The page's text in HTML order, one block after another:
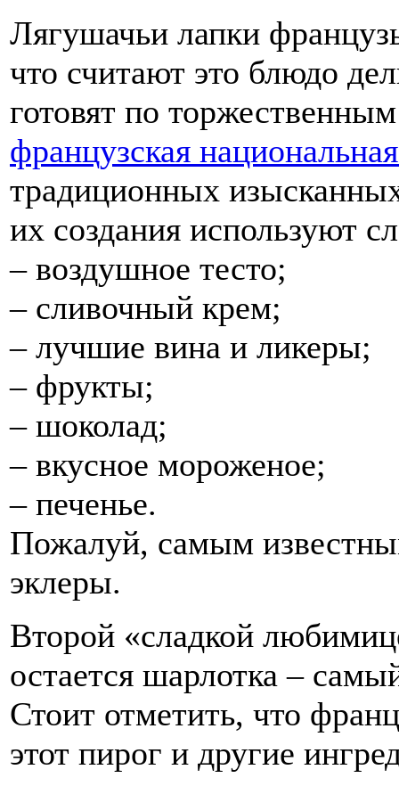
Лягушачьи лапки
что считают это блюдо
готовят по
французская
традиционных
их создания используют
– воздушное тесто;
– сливочный крем;
– лучшие вина и ликеры;
– фрукты;
– шоколад;
– вкусное мороженое;
– печенье.
Пожалуй, самым
эклеры.
Второй «сладкой
остается шарлотка –
Стоит отметить, что
этот пирог и другие